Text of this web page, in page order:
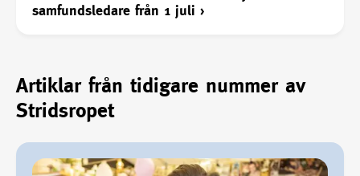
samfundsledare från 1 juli ›
Artiklar från tidigare nummer av
Stridsropet